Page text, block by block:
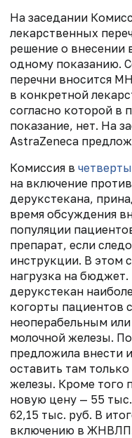
На заседании
лекарственных
решение о
одному показанию.
перечни вносится
в конкретной
согласно которой в
показание, нет. На
AstraZeneca
Комиссия в
на включение
дерукстекана,
время обсуждения
популяции
препарат, если
инструкции. В этом
нагрузка на
дерукстекан
когорты пациентов
неоперабельным
молочной железы.
предложила внести
оставить там
железы. Кроме того
новую цену — 55
62,15 тыс. руб. В
включению в